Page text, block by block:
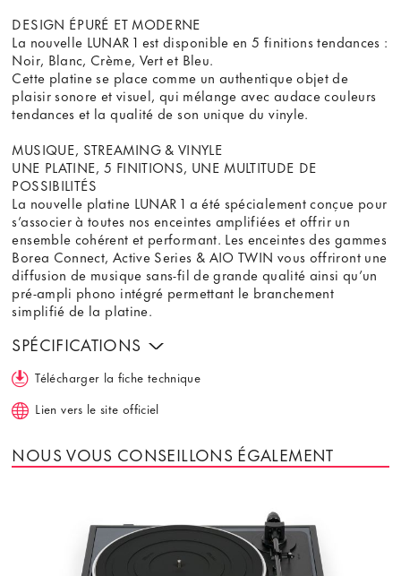
DESIGN ÉPURÉ ET MODERNE
La nouvelle LUNAR 1 est disponible en 5 finitions tendances :
Noir, Blanc, Crème, Vert et Bleu.
Cette platine se place comme un authentique objet de
plaisir sonore et visuel, qui mélange avec audace couleurs
tendances et la qualité de son unique du vinyle.
MUSIQUE, STREAMING & VINYLE
UNE PLATINE, 5 FINITIONS, UNE MULTITUDE DE
POSSIBILITÉS
La nouvelle platine LUNAR 1 a été spécialement conçue pour
s’associer à toutes nos enceintes amplifiées et offrir un
ensemble cohérent et performant. Les enceintes des gammes
Borea Connect, Active Series & AIO TWIN vous offriront une
diffusion de musique sans-fil de grande qualité ainsi qu’un
pré-ampli phono intégré permettant le branchement
simplifié de la platine.
SPÉCIFICATIONS
Télécharger la fiche technique
Lien vers le site officiel
NOUS VOUS CONSEILLONS ÉGALEMENT